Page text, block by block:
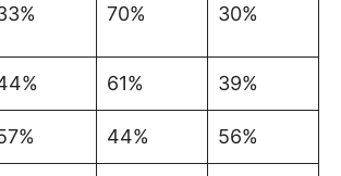
70% 30%
61% 39%
44% 56%